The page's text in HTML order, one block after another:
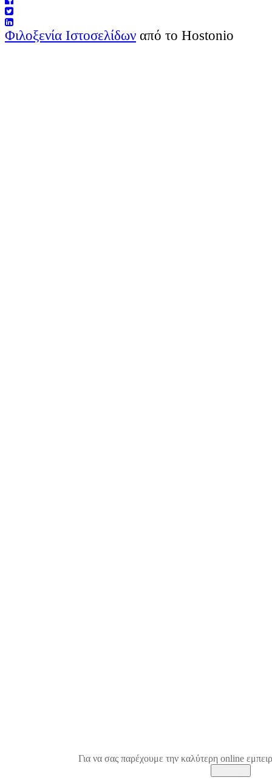
Φιλοξενία Ιστοσελίδων από το Hostonio
Για να σας παρέχουμε την καλύτερη online